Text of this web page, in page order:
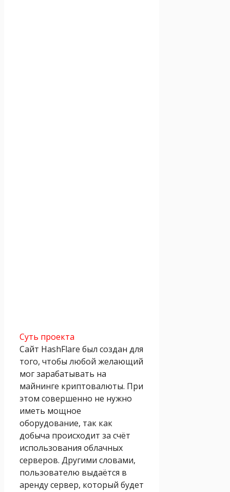
Суть проекта
Сайт HashFlare был создан для
того, чтобы любой желающий
мог зарабатывать на
майнинге криптовалюты. При
этом совершенно не нужно
иметь мощное
оборудование, так как
добыча происходит за счёт
использования облачных
серверов. Другими словами,
пользователю выдаётся в
аренду сервер, который будет